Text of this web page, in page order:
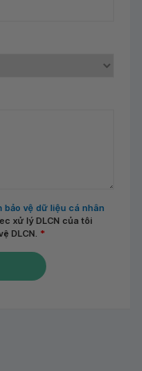
bảo vệ dữ liệu cá nhân
xử lý DLCN của tôi
DLCN. *